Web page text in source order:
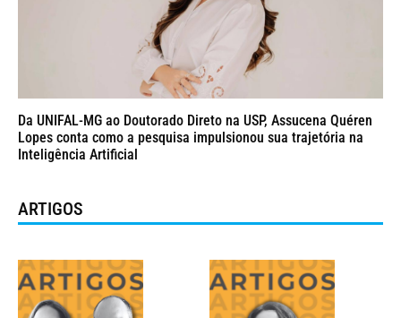
Da UNIFAL-MG ao Doutorado Direto na USP, Assucena Quéren
Lopes conta como a pesquisa impulsionou sua trajetória na
Inteligência Artificial
ARTIGOS